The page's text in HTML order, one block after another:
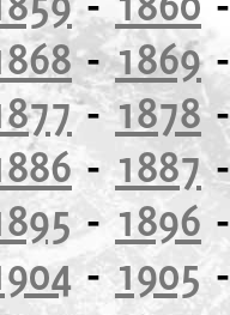
-1869
-1878
- 1887
- 1896
-1905